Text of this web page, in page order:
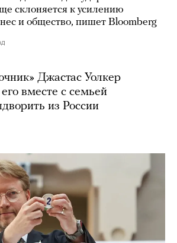
склоняется к усилению
и общество, пишет Bloomberg
Джастас Уолкер
вместе с семьей
из России